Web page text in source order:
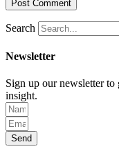
Search
Newsletter
Sign up our newsletter
insight.
Send